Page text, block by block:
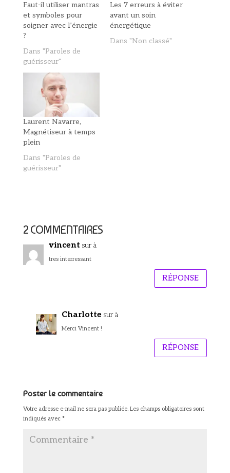
Faut-il utiliser mantras
et symboles pour
soigner avec l’énergie
?
Dans "Paroles de
guérisseur"
Les 7 erreurs à éviter
avant un soin
énergétique
Dans "Non classé"
Laurent Navarre,
Magnétiseur à temps
plein
Dans "Paroles de
guérisseur"
2 COMMENTAIRES
vincent sur à
tres interressant
RÉPONSE
Charlotte sur à
Merci Vincent !
RÉPONSE
Poster le commentaire
Votre adresse e-mail ne sera pas publiée. Les champs obligatoires sont
indiqués avec *